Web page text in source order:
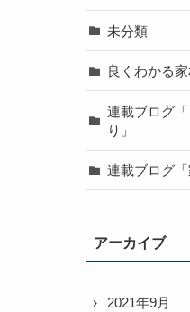
未分類
良くわかる
連載ブログ
り」
連載ブログ「
アーカイブ
2021年9月